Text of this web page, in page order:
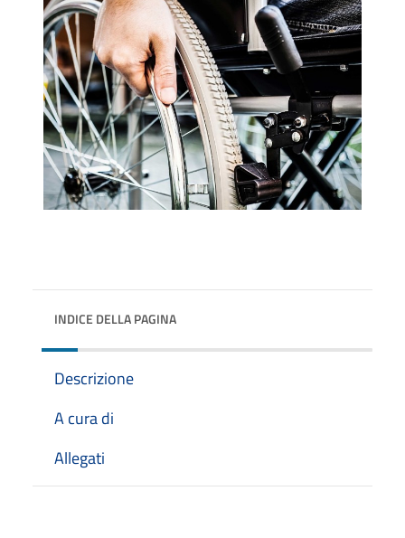
INDICE DELLA PAGINA
Descrizione
A cura di
Allegati